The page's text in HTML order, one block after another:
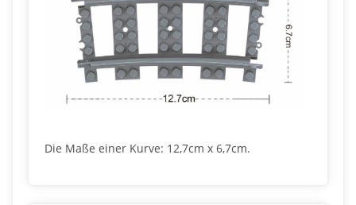
Die Maße einer Kurve: 12,7cm x 6,7cm.